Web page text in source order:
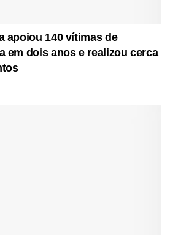
apoiou 140 vítimas de
em dois anos e realizou cerca